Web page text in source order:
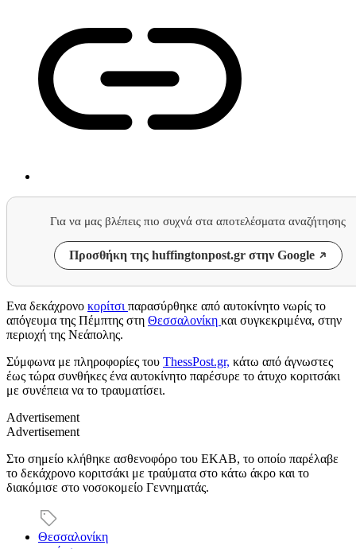
Για να μας βλέπεις πιο συχνά στα αποτελέσματα αναζήτησης
Προσθήκη της huffingtonpost.gr στην Google
Ενα δεκάχρονο κορίτσι παρασύρθηκε από αυτοκίνητο νωρίς το
απόγευμα της Πέμπτης στη Θεσσαλονίκη και συγκεκριμένα, στην
περιοχή της Νεάπολης.
Σύμφωνα με πληροφορίες του ThessPost.gr, κάτω από άγνωστες
έως τώρα συνθήκες ένα αυτοκίνητο παρέσυρε το άτυχο κοριτσάκι
με συνέπεια να το τραυματίσει.
Advertisement
Advertisement
Στο σημείο κλήθηκε ασθενοφόρο του ΕΚΑΒ, το οποίο παρέλαβε
το δεκάχρονο κοριτσάκι με τραύματα στο κάτω άκρο και το
διακόμισε στο νοσοκομείο Γεννηματάς.
Θεσσαλονίκη